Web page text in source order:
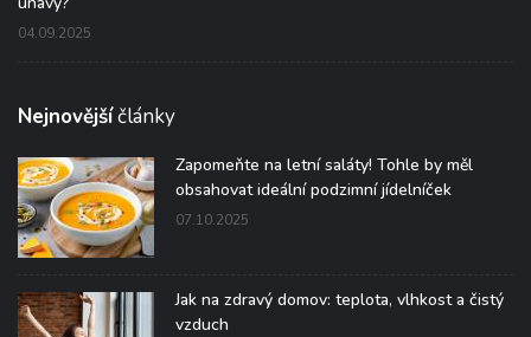
04.09.2025
Nejnovějšíčlánky
Zapomeňte na letní saláty! Tohle by měl
obsahovat ideální podzimní jídelníček
07.10.2025
Jak na zdravý domov: teplota, vlhkost a čistý
vzduch